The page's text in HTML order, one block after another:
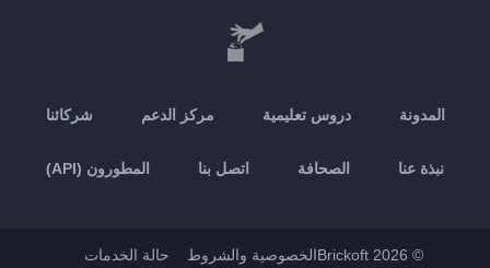
المدونة دروس تعليمية مركز الدعم شركائنا
نبذة عنا الصحافة اتصل بنا المطورون (API)
© 2026 Brickoft الخصوصية والشروط حالة الخدمات